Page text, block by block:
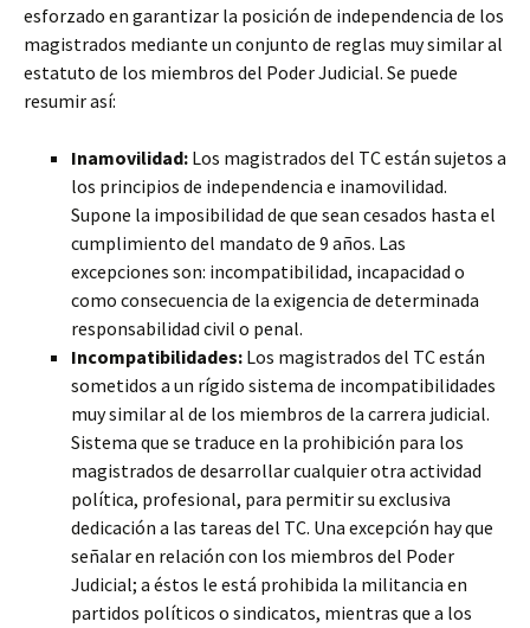
esforzado en garantizar la posición de independencia de los
magistrados mediante un conjunto de reglas muy similar al
estatuto de los miembros del Poder Judicial. Se puede
resumir así:
Inamovilidad: Los magistrados del TC están sujetos a
los principios de independencia e inamovilidad.
Supone la imposibilidad de que sean cesados hasta el
cumplimiento del mandato de 9 años. Las
excepciones son: incompatibilidad, incapacidad o
como consecuencia de la exigencia de determinada
responsabilidad civil o penal.
Incompatibilidades: Los magistrados del TC están
sometidos a un rígido sistema de incompatibilidades
muy similar al de los miembros de la carrera judicial.
Sistema que se traduce en la prohibición para los
magistrados de desarrollar cualquier otra actividad
política, profesional, para permitir su exclusiva
dedicación a las tareas del TC. Una excepción hay que
señalar en relación con los miembros del Poder
Judicial; a éstos le está prohibida la militancia en
partidos políticos o sindicatos, mientras que a los